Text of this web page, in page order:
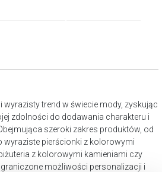
trend w świecie mody, zyskując
zdolności do dodawania charakteru i
szeroki zakres produktów, od
wyraziste pierścionki z kolorowymi
z kolorowymi kamieniami czy
możliwości personalizacji i